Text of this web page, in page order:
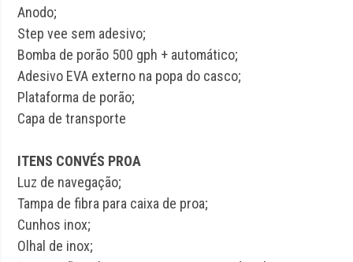
Anodo;
Step vee sem adesivo;
Bomba de porão 500 gph + automático;
Adesivo EVA externo na popa do casco;
Plataforma de porão;
Capa de transporte
ITENS CONVÉS PROA
Luz de navegação;
Tampa de fibra para caixa de proa;
Cunhos inox;
Olhal de inox;